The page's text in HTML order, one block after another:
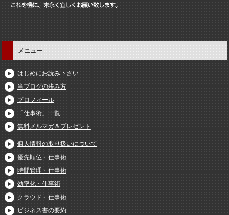
メニュー
はじめにお読み下さい
当ブログの歩み方
プロフィール
「仕事術」一覧
無料メルマガ＆プレゼント
個人情報の取り扱いについて
優先順位・仕事術
時間管理・仕事術
効率化・仕事術
クラウド・仕事術
ビジネス書の要約